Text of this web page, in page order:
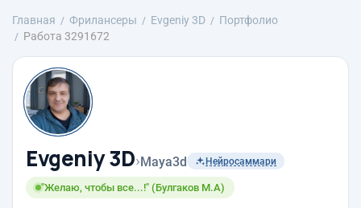
Главная Фрилансеры Evgeniy 3D
Портфолио
Работа 3291672
Evgeniy 3D›Maya3d Нейросаммари
"Желаю, чтобы все...!" (Булгаков М.А)